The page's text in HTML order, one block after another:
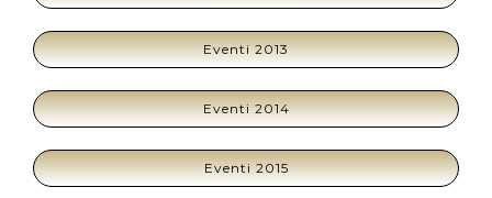
Eventi 2013
Eventi 2014
Eventi 2015